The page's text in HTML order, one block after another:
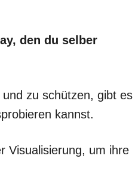
den du selber
zu schützen, gibt es
kannst.
Visualisierung, um ihre